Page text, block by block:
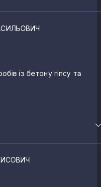
із бетону гіпсу та